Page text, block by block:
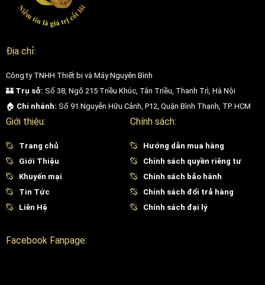
Địa chỉ:
Công ty TNHH Thiết bị và Máy Nguyên Bình
🏰 Trụ sở: Số 38, Ngõ 215 Triều Khúc, Tân Triều, Thanh Trì, Hà Nội
🏠 Chi nhánh: Số 91 Nguyễn Hữu Cảnh, P12, Quận Bình Thạnh, TP. HCM
Giới thiệu:
Trang chủ
Giới Thiệu
Khuyến mại
Tin Tức
Liên Hệ
Chính sách:
Hướng dẫn mua hàng
Chính sách quyền riêng tư
Chính sách bảo hành
Chính sách đổi trả hàng
Chính sách đại lý
Facebook Fanpage: